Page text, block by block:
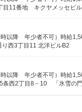
目11番地 キクヤメッセビ
西3丁目11 北洋ビルB2
条西2丁目8－10 「氷雪の